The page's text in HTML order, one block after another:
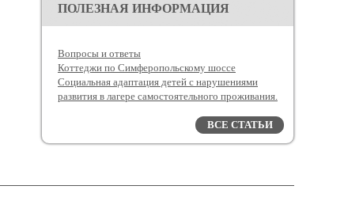
ПОЛЕЗНАЯ ИНФОРМАЦИЯ
Вопросы и ответы
Коттеджи по Симферопольскому шоссе
Социальная адаптация детей с нарушениями
развития в лагере самостоятельного проживания.
ВСЕ СТАТЬИ